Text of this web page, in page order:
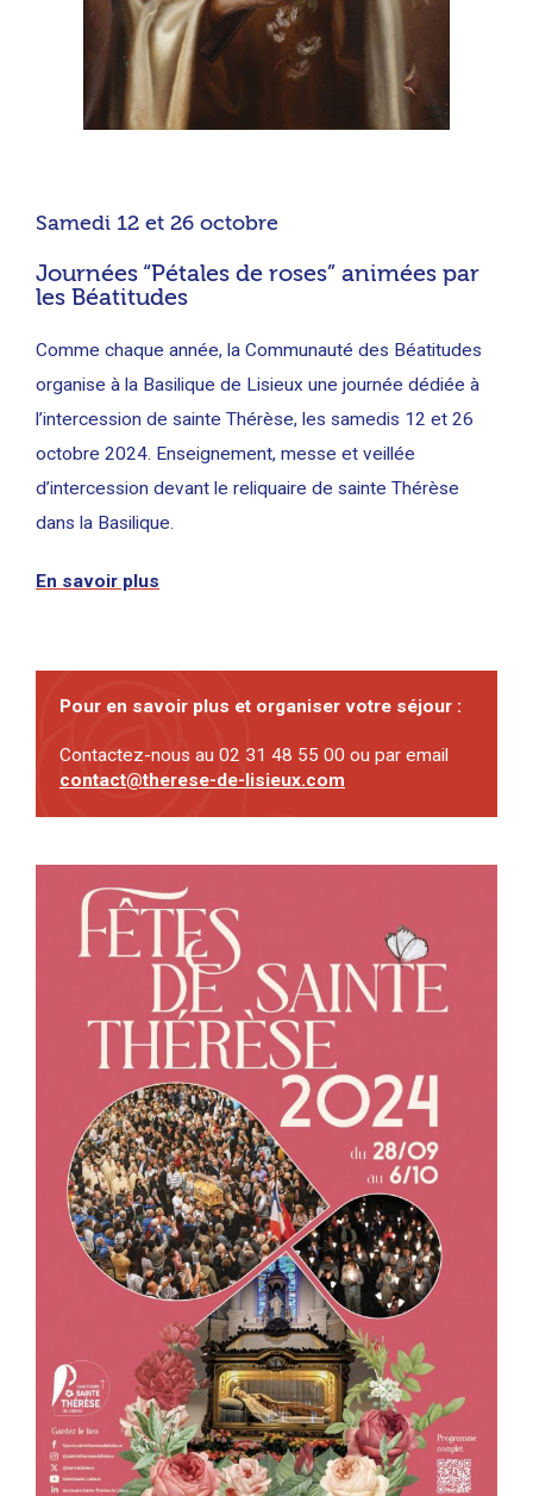
Samedi 12 et 26 octobre
Journées “Pétales de roses” animées par
les Béatitudes
Comme chaque année, la Communauté des Béatitudes
organise à la Basilique de Lisieux une journée dédiée à
l’intercession de sainte Thérèse, les samedis 12 et 26
octobre 2024. Enseignement, messe et veillée
d’intercession devant le reliquaire de sainte Thérèse
dans la Basilique.
En savoir plus
Pour en savoir plus et organiser votre séjour :
Contactez-nous au 02 31 48 55 00 ou par email
contact@therese-de-lisieux.com